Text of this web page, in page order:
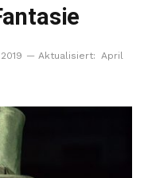
Aktualisiert: April